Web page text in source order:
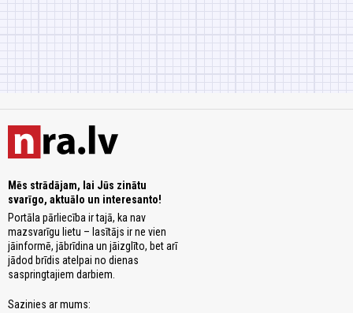
Mēs strādājam, lai Jūs zinātu
svarīgo, aktuālo un interesanto!
Portāla pārliecība ir tajā, ka nav
mazsvarīgu lietu – lasītājs ir ne vien
jāinformē, jābrīdina un jāizglīto, bet arī
jādod brīdis atelpai no dienas
saspringtajiem darbiem.
Sazinies ar mums: